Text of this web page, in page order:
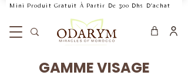
Mini Produit Gratuit À Partir De 300 Dhs D'achat
GAMME VISAGE